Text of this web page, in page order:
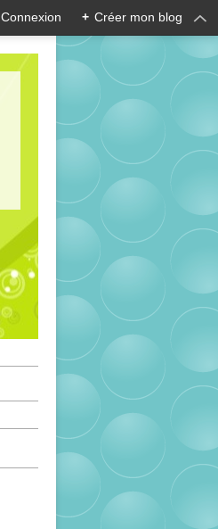
Connexion + Créer mon blog